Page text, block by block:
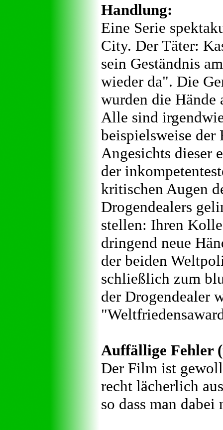
Handlung:
Eine Serie
City. Der Täter:
sein Geständnis
wieder da". Die
wurden die Hände
Alle sind
beispielsweise
Angesichts dieser
der
kritischen Augen
Drogendealers
stellen: Ihren
dringend neue
der beiden
schließlich zum
der Drogendealer
Auffällige Fehler
Der Film ist
recht lächerlich
so dass man